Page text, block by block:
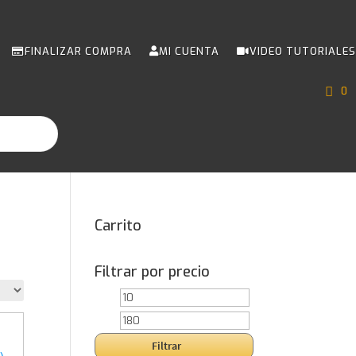
FINALIZAR COMPRA MI CUENTA VIDEO TUTORIALES
0
Carrito
Filtrar por precio
Precio
mínimo
Filtrar